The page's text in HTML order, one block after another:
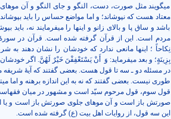
می­گویند مثل صورت، دست، النگو و جای النگو و آن
معتاد هست که نپوشاند؛ و اما مواضع حساس را باید
باشد و ساق پا و بالای زانو و اینها را می­فرمایند نه،
نِکاحاً ؛ اینها مانعی ندارد که خودشان را نشان دهند
بِزِينَةٍ؛ و بعد می­فرماید: وَ
أَنْ يَسْتَعْفِفْنَ خَيْرٌ لَهُنَّ. اگر
در مسئله دو ـ سه تا قول هست. بعضی گفتند که آیۀ شریفه
طوری نیست. بعضی گفتند که نه به این اندازه برهنه و اما
قول سوم، قول مرحوم سیّد است و مشهور در میان فقهاست که
صورتش باز است و آن موهای جلوی صورتش باز است و
این سه قول، از روایات اهل بیت (ع) گرفته شده است.